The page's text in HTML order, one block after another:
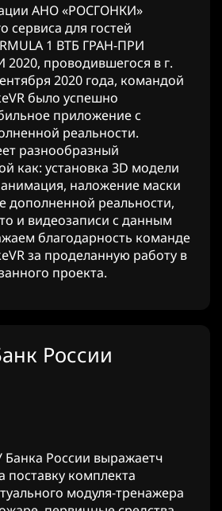
АНО «РОСГОНКИ»
сервиса для гостей
1 ВТБ ГРАН-ПРИ
2020 года, командой
приложение с
реальности.
разнообразный
как: установка 3D модели
маски
дополненной реальности,
и видеозаписи с данным
благодарность команде
за проделанную работу в
проекта.
России
Банка России выражаетч
поставку комплекта
модуля-тренажера